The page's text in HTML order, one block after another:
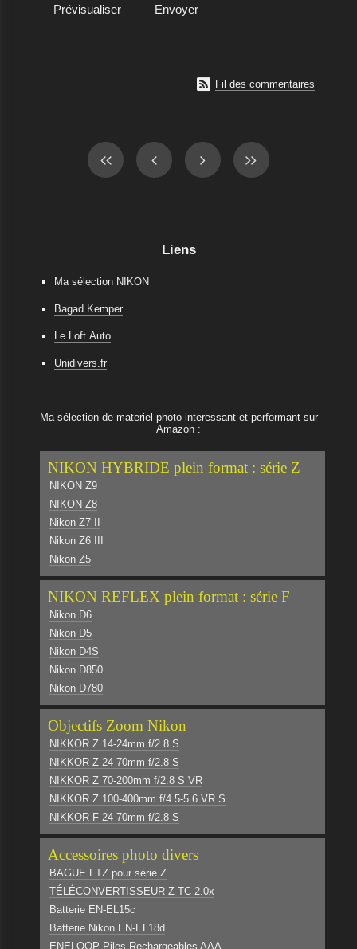
 Fil des commentaires
Liens
Ma sélection NIKON
Bagad Kemper
Le Loft Auto
Unidivers.fr
Ma sélection de materiel photo interessant et performant sur
Amazon :
NIKON HYBRIDE plein format : série Z
NIKON Z9
NIKON Z8
Nikon Z7 II
Nikon Z6 III
Nikon Z5
NIKON REFLEX plein format : série F
Nikon D6
Nikon D5
Nikon D4S
Nikon D850
Nikon D780
Objectifs Zoom Nikon
NIKKOR Z 14-24mm f/2.8 S
NIKKOR Z 24-70mm f/2.8 S
NIKKOR Z 70-200mm f/2.8 S VR
NIKKOR Z 100-400mm f/4.5-5.6 VR S
NIKKOR F 24-70mm f/2.8 S
Accessoires photo divers
BAGUE FTZ pour série Z
TÉLÉCONVERTISSEUR Z TC-2.0x
Batterie EN-EL15c
Batterie Nikon EN-EL18d
ENELOOP Piles Rechargeables AAA